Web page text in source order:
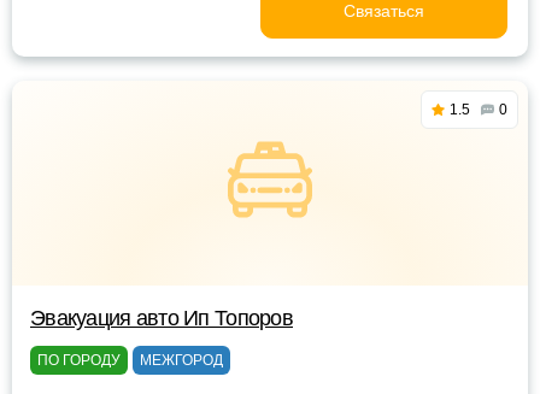
Связаться
1.5 0
Эвакуация авто Ип Топоров
ПО ГОРОДУ МЕЖГОРОД